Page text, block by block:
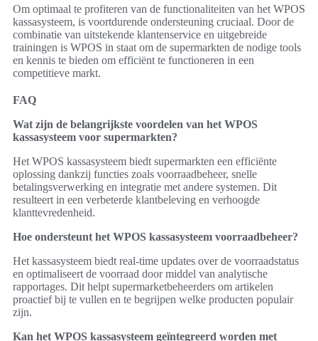
Om optimaal te profiteren van de functionaliteiten van het WPOS
kassasysteem, is voortdurende ondersteuning cruciaal. Door de
combinatie van uitstekende klantenservice en uitgebreide
trainingen is WPOS in staat om de supermarkten de nodige tools
en kennis te bieden om efficiënt te functioneren in een
competitieve markt.
FAQ
Wat zijn de belangrijkste voordelen van het WPOS
kassasysteem voor supermarkten?
Het WPOS kassasysteem biedt supermarkten een efficiënte
oplossing dankzij functies zoals voorraadbeheer, snelle
betalingsverwerking en integratie met andere systemen. Dit
resulteert in een verbeterde klantbeleving en verhoogde
klanttevredenheid.
Hoe ondersteunt het WPOS kassasysteem voorraadbeheer?
Het kassasysteem biedt real-time updates over de voorraadstatus
en optimaliseert de voorraad door middel van analytische
rapportages. Dit helpt supermarketbeheerders om artikelen
proactief bij te vullen en te begrijpen welke producten populair
zijn.
Kan het WPOS kassasysteem geïntegreerd worden met